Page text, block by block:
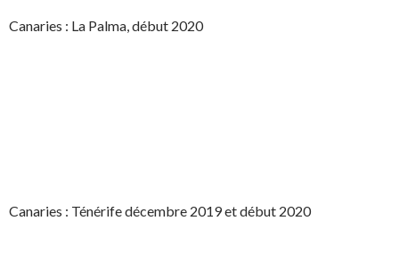
Canaries : La Palma, début 2020
Canaries : Ténérife décembre 2019 et début 2020